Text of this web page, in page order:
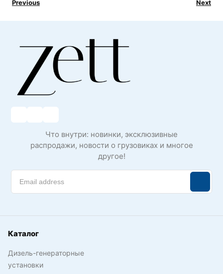
Previous Next
Что внутри: новинки, эксклюзивные
распродажи, новости о грузовиках и многое
другое!
Каталог
Дизель-генераторные
установки